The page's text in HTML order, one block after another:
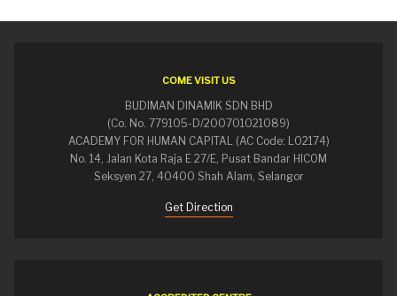
COME VISIT US
BUDIMAN DINAMIK SDN BHD
(Co. No. 779105-D/200701021089)
ACADEMY FOR HUMAN CAPITAL (AC Code: L02174)
No. 14, Jalan Kota Raja E 27/E, Pusat Bandar HICOM
Seksyen 27, 40400 Shah Alam, Selangor
Get Direction